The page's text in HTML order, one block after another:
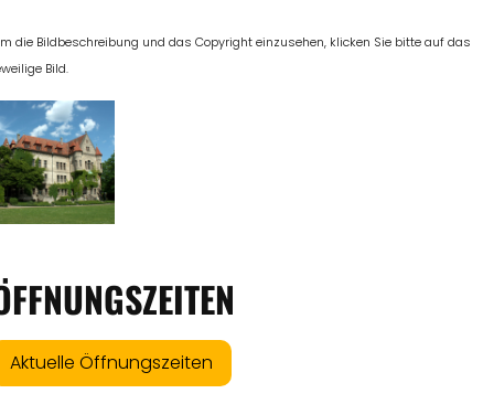
die Bildbeschreibung und das Copyright einzusehen, klicken Sie bitte auf das
Bild.
Aktuelle Öffnungszeiten